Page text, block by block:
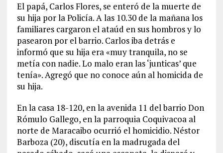
El papá, Carlos Flores, se enteró de la muerte de
su hija por la Policía. A las 10.30 de la mañana los
familiares cargaron el ataúd en sus hombros y lo
pasearon por el barrio. Carlos iba detrás e
informó que su hija era «muy tranquila, no se
metía con nadie. Lo malo eran las ‘junticas’ que
tenía». Agregó que no conoce aún al homicida de
su hija.
En la casa 18-120, en la avenida 11 del barrio Don
Rómulo Gallego, en la parroquia Coquivacoa al
norte de Maracaibo ocurrió el homicidio. Néstor
Barboza (20), discutía en la madrugada del